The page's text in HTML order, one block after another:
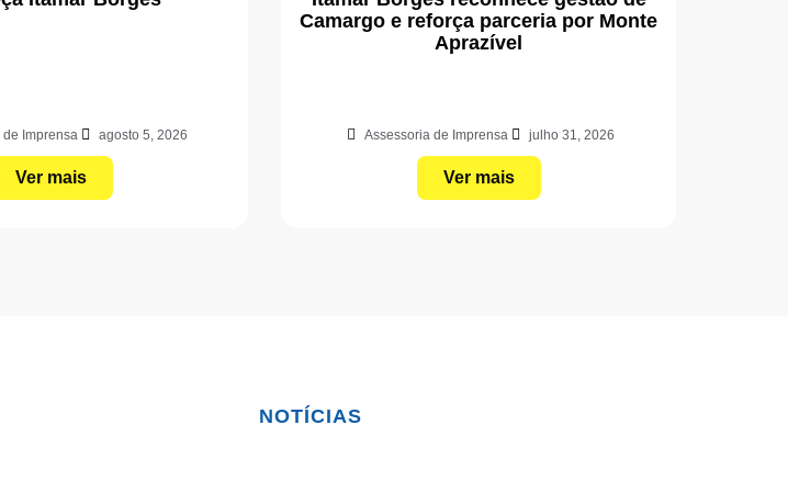
Imprensa agosto 5, 2026
Ver mais
Camargo e reforça parceria por Monte
Aprazível
Assessoria de Imprensa julho 31, 2026
Ver mais
NOTÍCIAS